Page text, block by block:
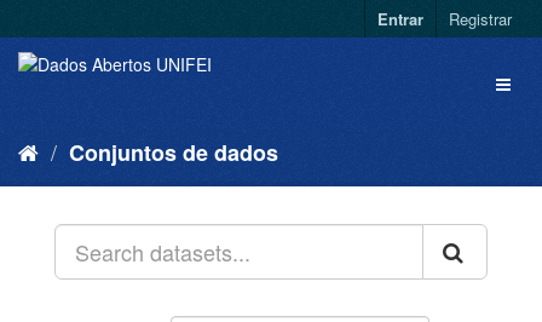
Entrar Registrar
Conjuntos de dados